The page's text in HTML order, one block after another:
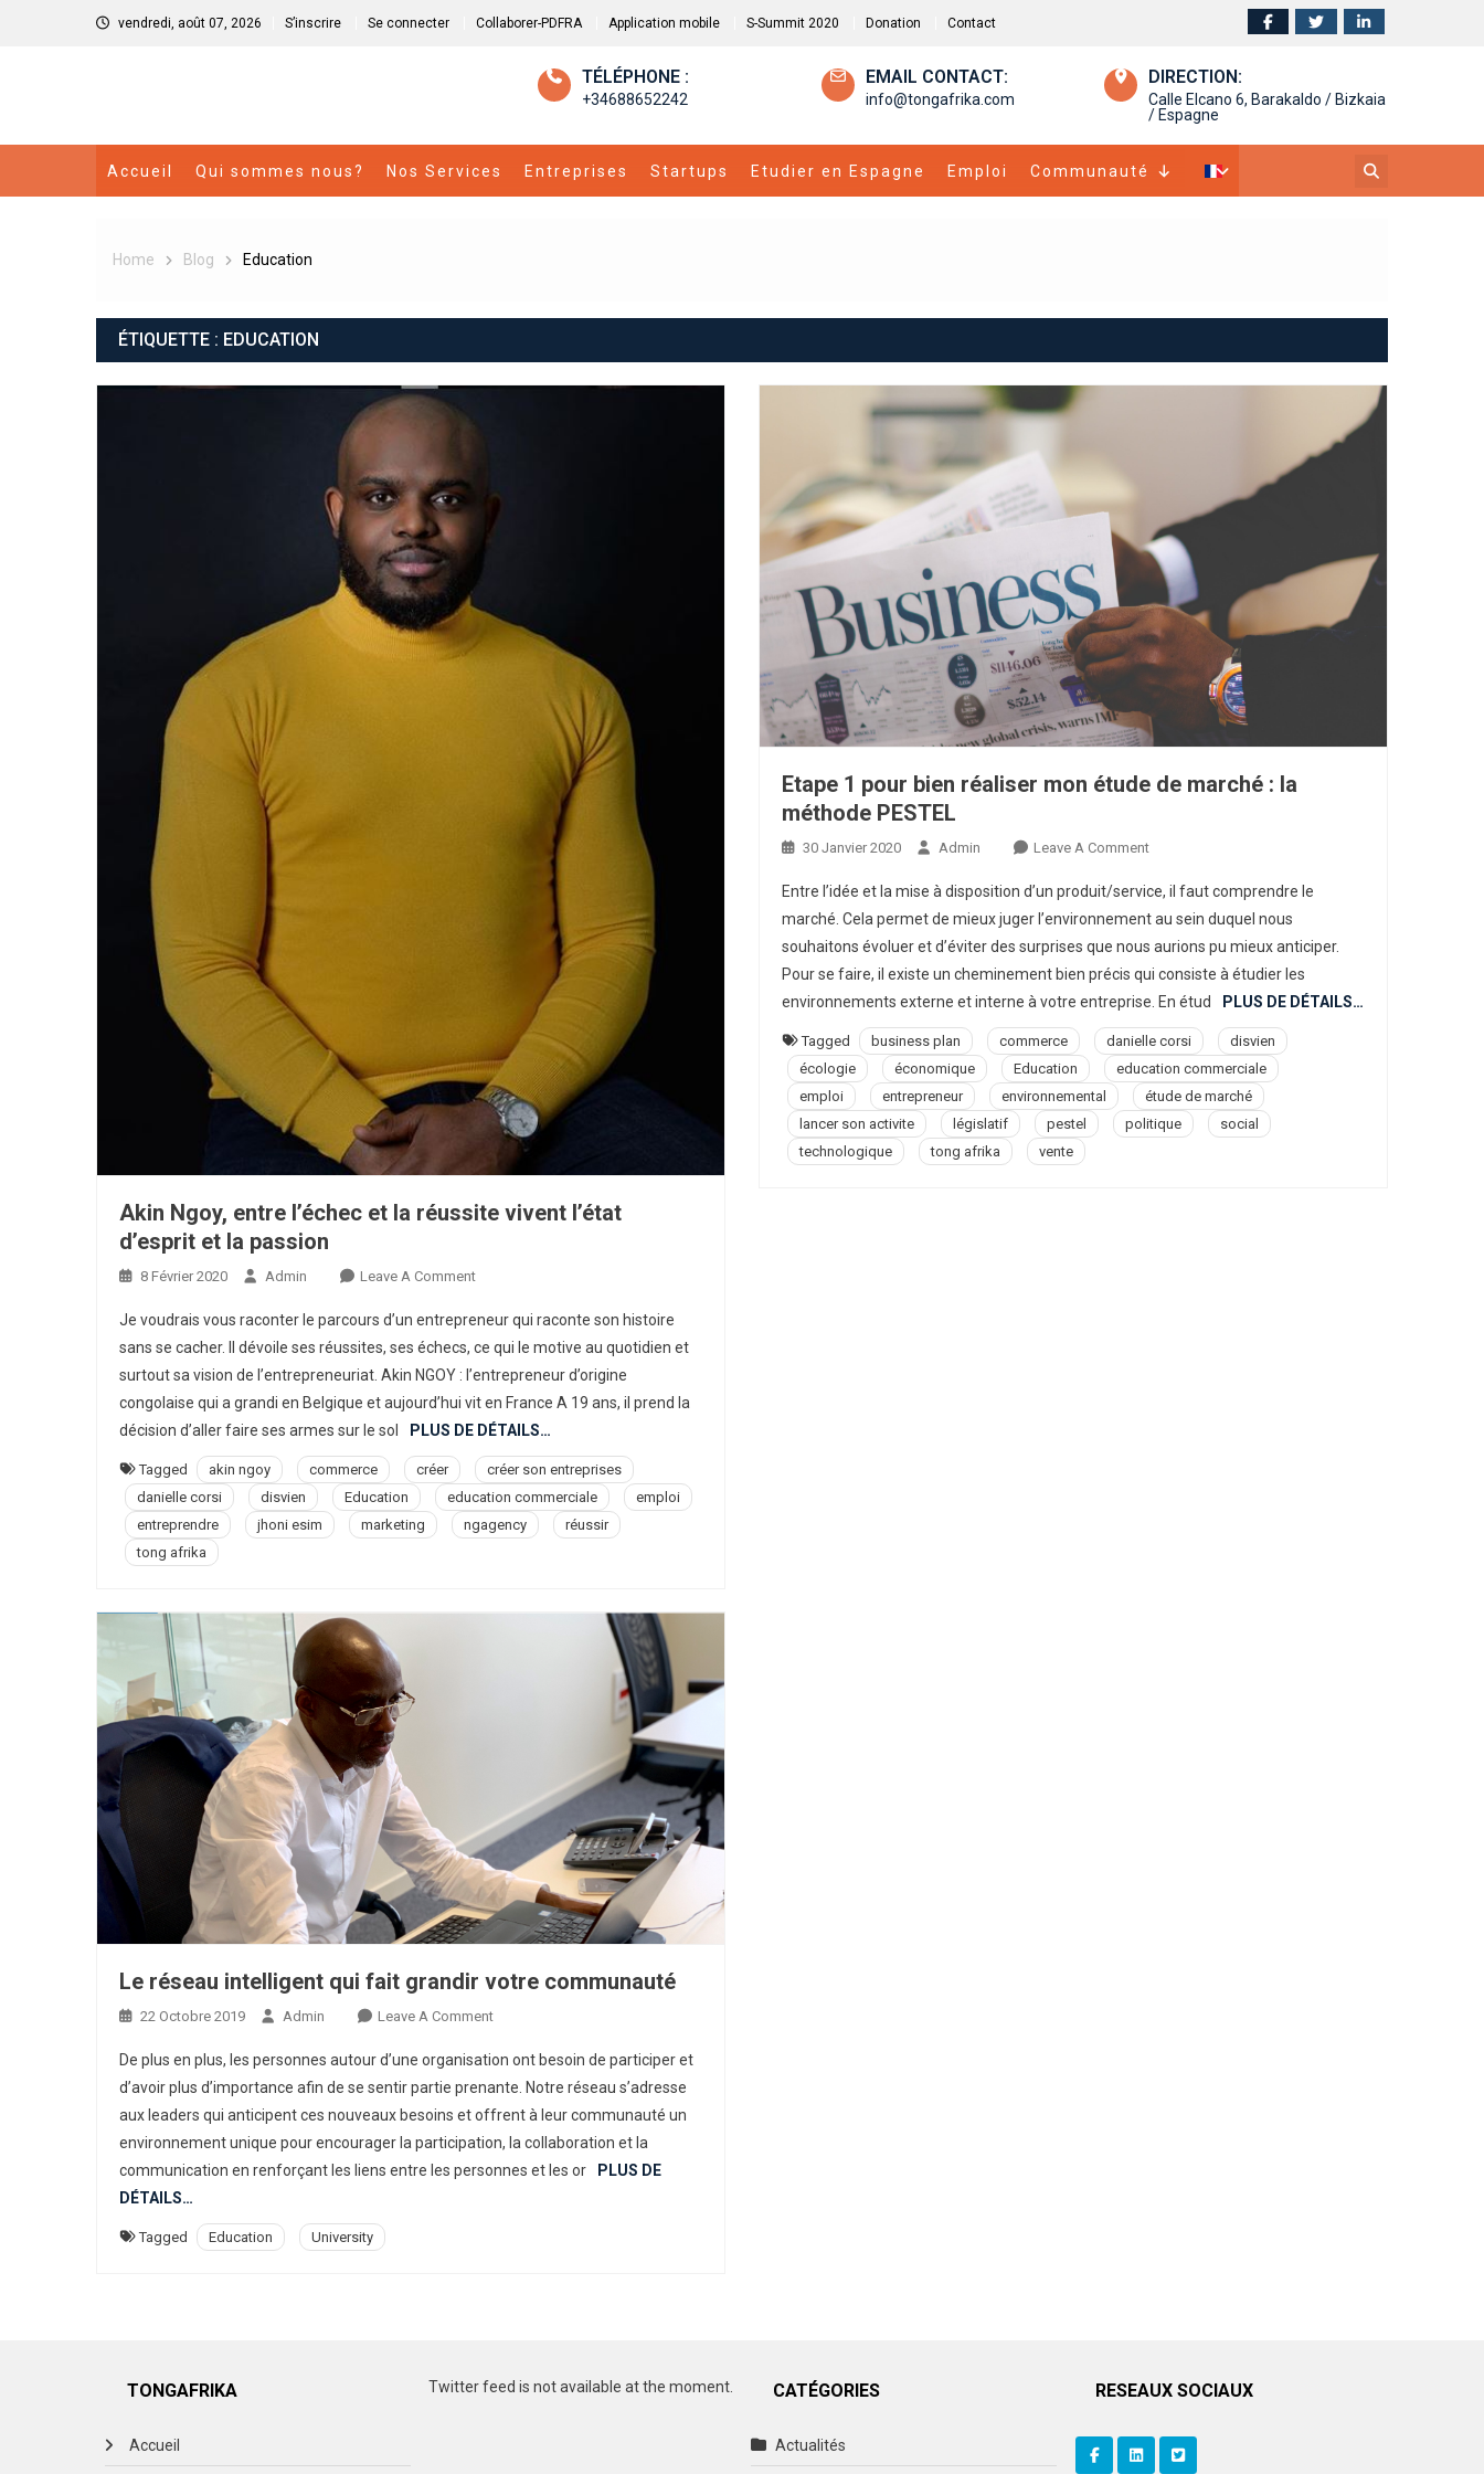
vendredi, août 07, 2026 S’inscrire Se connecter Collaborer-PDFRA Application mobile S-Summit 2020 Donation Contact
TÉLÉPHONE :
+34688652242
EMAIL CONTACT:
info@tongafrika.com
DIRECTION:
Calle Elcano 6, Barakaldo / Bizkaia
/ Espagne
Accueil Qui sommes nous? Nos Services Entreprises Startups Etudier en Espagne Emploi Communauté
Home Blog Education
ÉTIQUETTE : EDUCATION
Akin Ngoy, entre l’échec et la réussite vivent l’état
d’esprit et la passion
8 Février 2020 Admin Leave A CommentOn
Ngoy,
Entre
L’échec
Et
La
Réussite
Vivent
L’état
D’esprit
Je voudrais vous raconter le parcours d’un entrepreneur qui raconte son histoire
sans se cacher. Il dévoile ses réussites, ses échecs, ce qui le motive au quotidien et
surtout sa vision de l’entrepreneuriat. Akin NGOY : l’entrepreneur d’origine
congolaise qui a grandi en Belgique et aujourd’hui vit en France A 19 ans, il prend la
décision d’aller faire ses armes sur le sol
PLUS DE DÉTAILS…
Tagged akin ngoy commerce créer
créer son entreprises
danielle corsi
disvien Education education commerciale
emploi
entreprendre
jhoni esim marketing ngagency
réussir
tong afrika
Etape 1 pour bien réaliser mon étude de marché : la
méthode PESTEL
30 Janvier 2020 Admin Leave A CommentOn
1
Pour
Bien
Réaliser
Mon
Étude
De
Marché
:
La
Entre l’idée et la mise à disposition d’un produit/service, il faut comprendre le
marché. Cela permet de mieux juger l’environnement au sein duquel nous
souhaitons évoluer et d’éviter des surprises que nous aurions pu mieux anticiper.
Pour se faire, il existe un cheminement bien précis qui consiste à étudier les
environnements externe et interne à votre entreprise. En étud
PLUS DE DÉTAILS…
Tagged business plan commerce danielle corsi
disvien
écologie
économique Education
education commerciale
emploi
entrepreneur environnemental
étude de marché
lancer son activite
législatif pestel politique
social
technologique
tong afrika vente
Le réseau intelligent qui fait grandir votre communauté
22 Octobre 2019 Admin Leave A CommentOn
Réseau
Intelligent
Qui
Fait
Grandir
De plus en plus, les personnes autour d’une organisation ont besoin de participer et
d’avoir plus d’importance afin de se sentir partie prenante. Notre réseau s’adresse
aux leaders qui anticipent ces nouveaux besoins et offrent à leur communauté un
environnement unique pour encourager la participation, la collaboration et la
communication en renforçant les liens entre les personnes et les or
PLUS DE
DÉTAILS…
Tagged Education University
TONGAFRIKA
Accueil
Twitter feed is not available at the moment. CATÉGORIES
Actualités
RESEAUX SOCIAUX